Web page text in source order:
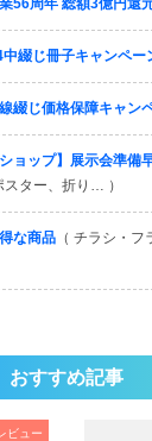
56周年 総額3億円還
中綴じ冊子キャンペー
綴じ価格保障キャン
ョップ】展示会準備
ター、折り… ）
な商品 （ チラシ・
おすすめ記事
ビュー